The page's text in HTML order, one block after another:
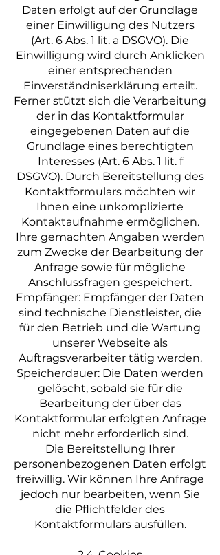
Daten erfolgt auf der Grundlage
einer Einwilligung des Nutzers
(Art. 6 Abs. 1 lit. a DSGVO). Die
Einwilligung wird durch Anklicken
einer entsprechenden
Einverständniserklärung erteilt.
Ferner stützt sich die Verarbeitung
der in das Kontaktformular
eingegebenen Daten auf die
Grundlage eines berechtigten
Interesses (Art. 6 Abs. 1 lit. f
DSGVO). Durch Bereitstellung des
Kontaktformulars möchten wir
Ihnen eine unkomplizierte
Kontaktaufnahme ermöglichen.
Ihre gemachten Angaben werden
zum Zwecke der Bearbeitung der
Anfrage sowie für mögliche
Anschlussfragen gespeichert.
Empfänger: Empfänger der Daten
sind technische Dienstleister, die
für den Betrieb und die Wartung
unserer Webseite als
Auftragsverarbeiter tätig werden.
Speicherdauer: Die Daten werden
gelöscht, sobald sie für die
Bearbeitung der über das
Kontaktformular erfolgten Anfrage
nicht mehr erforderlich sind.
Die Bereitstellung Ihrer
personenbezogenen Daten erfolgt
freiwillig. Wir können Ihre Anfrage
jedoch nur bearbeiten, wenn Sie
die Pflichtfelder des
Kontaktformulars ausfüllen.